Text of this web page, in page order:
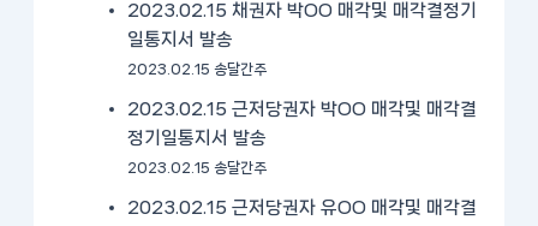
2023.02.15 채권자 박OO 매각및 매각결정기
일통지서 발송
2023.02.15 송달간주
2023.02.15 근저당권자 박OO 매각및 매각결
정기일통지서 발송
2023.02.15 송달간주
2023.02.15 근저당권자 유OO 매각및 매각결